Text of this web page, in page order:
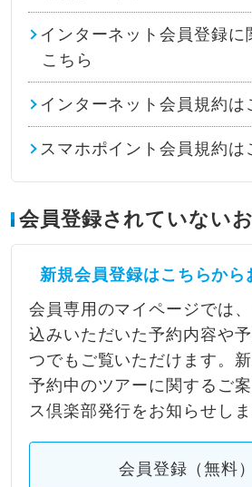
インターネット会員登録に
こちら
インターネット会員規約は
スマホポイント会員規約は
会員登録されていない
新規会員登録はこちらから
会員専用のマイページでは
込みいただいた予約内容や
つでもご覧いただけます。新
予約中のツアーに関するご
ス倶楽部発行をお知らせしま
会員登録（無料）